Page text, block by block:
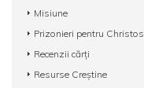
Misiune
Prizonieri pentru Christos
Recenzii cărți
Resurse Creștine